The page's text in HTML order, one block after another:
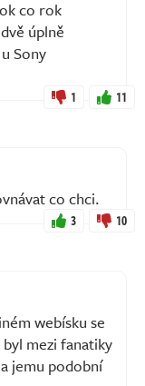
co rok
úplně
Sony
1 11
co chci.
3 10
webísku se
mezi fanatiky
jemu podobní